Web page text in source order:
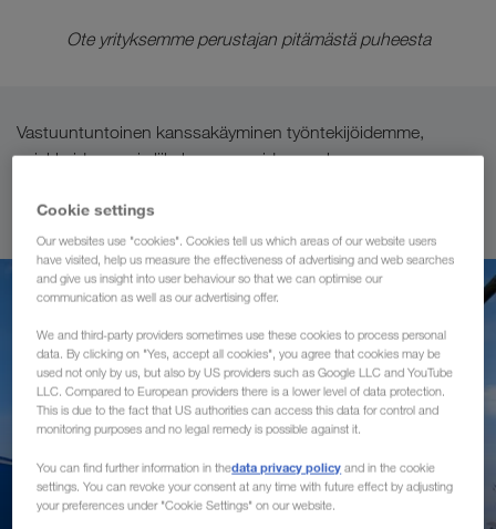
Ote yrityksemme perustajan pitämästä puheesta
Vastuuntuntoinen kanssakäyminen työntekijöidemme,
asiakkaidemme ja liikekumppaneidemme kanssa on
kauan ollut yrityskulttuuriimme integroitu osa.
Cookie settings
Our websites use "cookies". Cookies tell us which areas of our website users
have visited, help us measure the effectiveness of advertising and web searches
and give us insight into user behaviour so that we can optimise our
communication as well as our advertising offer.
We and third-party providers sometimes use these cookies to process personal
data. By clicking on "Yes, accept all cookies", you agree that cookies may be
used not only by us, but also by US providers such as Google LLC and YouTube
LLC. Compared to European providers there is a lower level of data protection.
This is due to the fact that US authorities can access this data for control and
monitoring purposes and no legal remedy is possible against it.
You can find further information in thedata privacy policy and in the cookie
settings. You can revoke your consent at any time with future effect by adjusting
your preferences under "Cookie Settings" on our website.